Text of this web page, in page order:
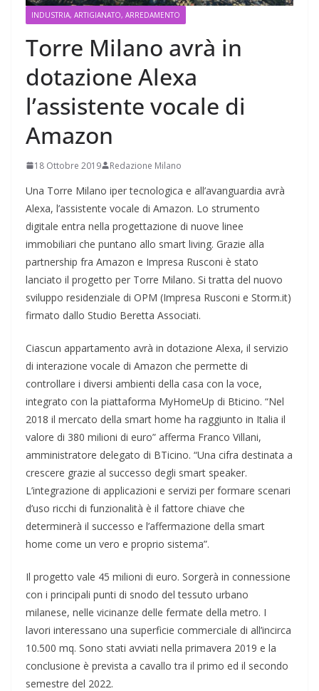
INDUSTRIA, ARTIGIANATO, ARREDAMENTO
Torre Milano avrà in
dotazione Alexa
l’assistente vocale di
Amazon
18 Ottobre 2019 Redazione Milano
Una Torre Milano iper tecnologica e all’avanguardia avrà
Alexa, l’assistente vocale di Amazon. Lo strumento
digitale entra nella progettazione di nuove linee
immobiliari che puntano allo smart living. Grazie alla
partnership fra Amazon e Impresa Rusconi è stato
lanciato il progetto per Torre Milano. Si tratta del nuovo
sviluppo residenziale di OPM (Impresa Rusconi e Storm.it)
firmato dallo Studio Beretta Associati.
Ciascun appartamento avrà in dotazione Alexa, il servizio
di interazione vocale di Amazon che permette di
controllare i diversi ambienti della casa con la voce,
integrato con la piattaforma MyHomeUp di Bticino. “Nel
2018 il mercato della smart home ha raggiunto in Italia il
valore di 380 milioni di euro” afferma Franco Villani,
amministratore delegato di BTicino. “Una cifra destinata a
crescere grazie al successo degli smart speaker.
L’integrazione di applicazioni e servizi per formare scenari
d’uso ricchi di funzionalità è il fattore chiave che
determinerà il successo e l’affermazione della smart
home come un vero e proprio sistema”.
Il progetto vale 45 milioni di euro. Sorgerà in connessione
con i principali punti di snodo del tessuto urbano
milanese, nelle vicinanze delle fermate della metro. I
lavori interessano una superficie commerciale di all’incirca
10.500 mq. Sono stati avviati nella primavera 2019 e la
conclusione è prevista a cavallo tra il primo ed il secondo
semestre del 2022.